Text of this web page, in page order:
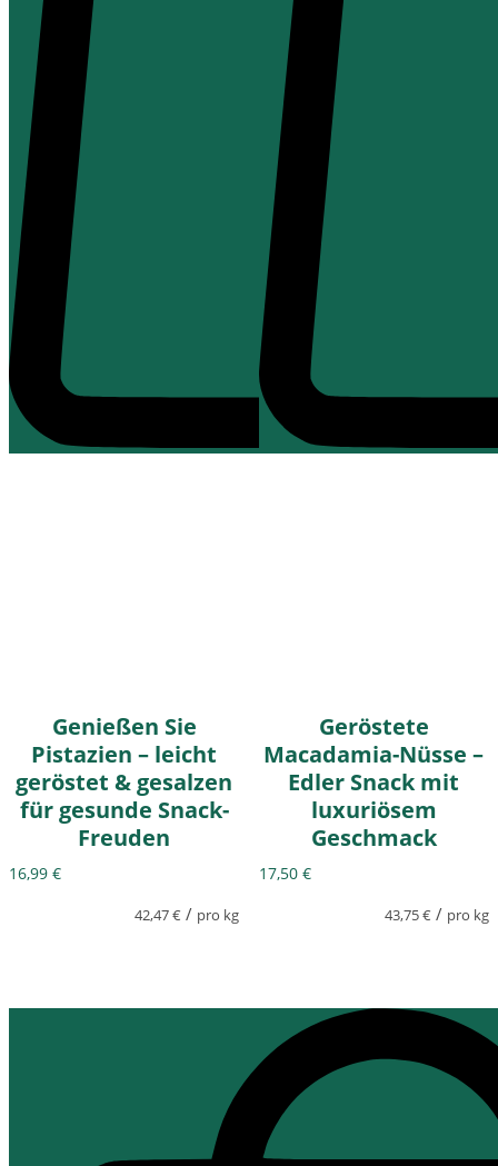
Genießen Sie
Pistazien – leicht
geröstet & gesalzen
für gesunde Snack-
Freuden
16,99 €
42,47€ / pro kg
Geröstete
Macadamia-Nüsse –
Edler Snack mit
luxuriösem
Geschmack
17,50 €
43,75€ / pro kg